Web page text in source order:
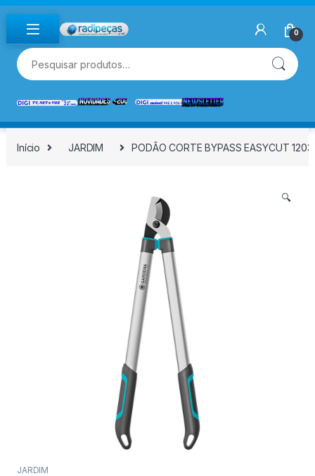
Skip to navigation
Skip to content
0
Pesquisar por:
Início JARDIM PODÃO CORTE BYPASS EASYCUT
🔍
JARDIM